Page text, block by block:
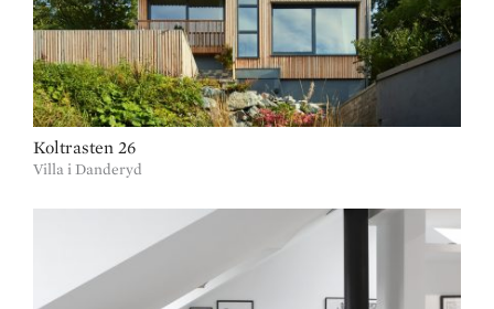
Koltrasten 26
Villa i Danderyd